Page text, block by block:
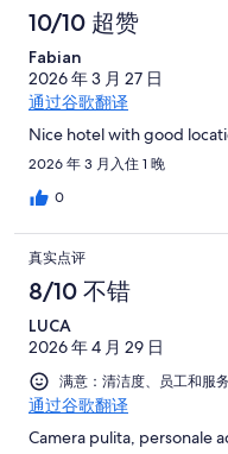
10/10 超赞
Fabian
2026 年 3 月 27 日
通过谷歌翻译
Nice hotel with good
2026 年 3 月入住 1 晚
0
真实点评
8/10 不错
LUCA
2026 年 4 月 29 日
满意：清洁度、员工和服
通过谷歌翻译
Camera pulita, personale